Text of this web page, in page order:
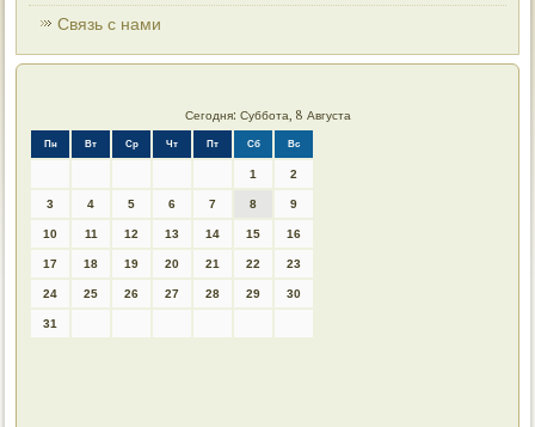
Связь с нами
Сегодня: Суббота, 8 Августа
Пн Вт Ср Чт Пт Сб Вс
1 2
3 4 5 6 7 8 9
10 11 12 13 14 15 16
17 18 19 20 21 22 23
24 25 26 27 28 29 30
31